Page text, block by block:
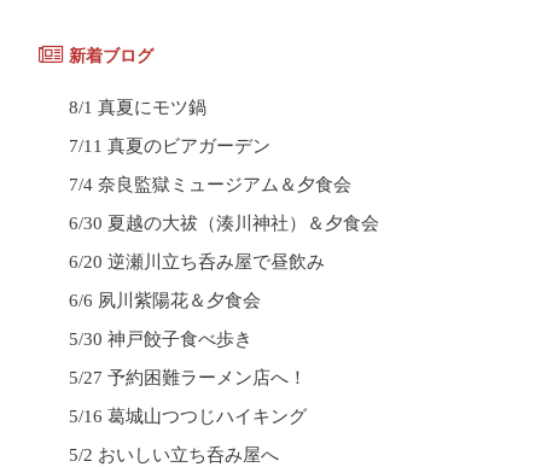
新着ブログ
8/1 真夏にモツ鍋
7/11 真夏のビアガーデン
7/4 奈良監獄ミュージアム＆夕食会
6/30 夏越の大祓（湊川神社）＆夕食会
6/20 逆瀬川立ち呑み屋で昼飲み
6/6 夙川紫陽花＆夕食会
5/30 神戸餃子食べ歩き
5/27 予約困難ラーメン店へ！
5/16 葛城山つつじハイキング
5/2 おいしい立ち呑み屋へ